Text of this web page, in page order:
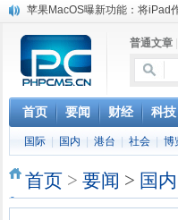
苹果MacOS曝新功能：将iPad
苹果与高通和解 英特尔失去重
小米高管：虽然高通与苹果和
iOS 13加入黑暗模式 多功能加
高通与苹果达成和解，双方达成
巴黎圣母院大火肆虐，人类文
奔驰维权女车主捅出了一个最大
普通文章
首页 要闻 财经 科技
国际 国内 港台 社会 博
首页 > 要闻 > 国内